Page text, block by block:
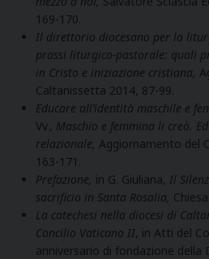
169-170.
Il direttorio diocesano per la
prassi liturgico-pastorale: quali
in Cristo e iniziazione cristiana,
Caltanissetta 2014, 87-99.
Educare all’identità maschile e
Vv., Maschio e femmina li creò.
relazionale, Aggiornamento del
163-171.
Prefazione, in G. Giuliana, Il
sacrificio in Santa Rosalia,
La catechesi nella diocesi di
Concilio Vaticano II, in Atti del
anniversario di fondazione della